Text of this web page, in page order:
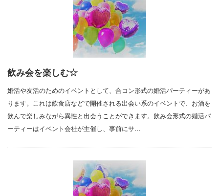
飲み会を楽しむ☆
婚活や友活のためのイベントとして、合コン形式の婚活パーティーがあ
ります。これは飲食店などで開催される出会い系のイベントで、お酒を
飲んで楽しみながら異性と出会うことができます。飲み会形式の婚活パ
ーティーはイベント会社が主催し、事前にサ…